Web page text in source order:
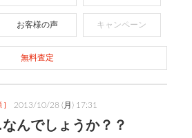
お客様の声 キャンペーン
無料査定
] 2013/10/28 (月) 17:31
んでしょうか？？